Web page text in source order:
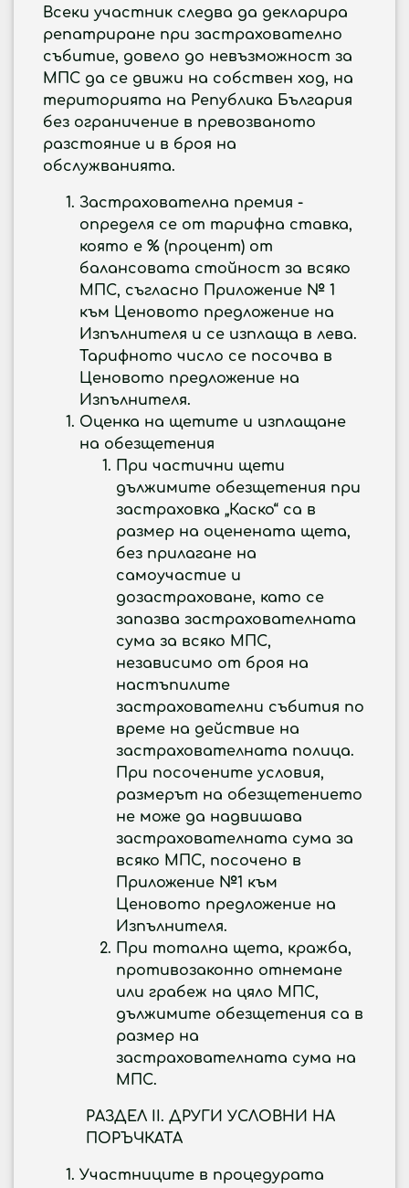
Всеки участник следва да декларира
репатриране при застрахователно
събитие, довело до невъзможност за
МПС да се движи на собствен ход, на
територията на Република България
без ограничение в превозваното
разстояние и в броя на
обслужванията.
Застрахователна премия -
определя се от тарифна ставка,
която е % (процент) от
балансовата стойност за всяко
МПС, съгласно Приложение № 1
към Ценовото предложение на
Изпълнителя и се изплаща в лева.
Тарифното число се посочва в
Ценовото предложение на
Изпълнителя.
Оценка на щетите и изплащане
на обезщетения
При частични щети
дължимите обезщетения при
застраховка „Каско“ са в
размер на оценената щета,
без прилагане на
самоучастие и
дозастраховане, като се
запазва застрахователната
сума за всяко МПС,
независимо от броя на
настъпилите
застрахователни събития по
време на действие на
застрахователната полица.
При посочените условия,
размерът на обезщетението
не може да надвишава
застрахователната сума за
всяко МПС, посочено в
Приложение №1 към
Ценовото предложение на
Изпълнителя.
При тотална щета, кражба,
противозаконно отнемане
или грабеж на цяло МПС,
дължимите обезщетения са в
размер на
застрахователната сума на
МПС.
РАЗДЕЛ II. ДРУГИ УСЛОВНИ НА
ПОРЪЧКАТА
Участниците в процедурата